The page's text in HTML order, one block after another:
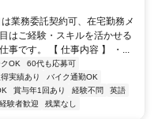
業務委託契約可、在宅勤務メ
はご経験・スキルを活かせる
事です。 【 仕事内容 】 ・...
OK
60代も応募可
実績あり
バイク通勤OK
賞与年1回あり 経験不問
英語
経験者歓迎 残業なし